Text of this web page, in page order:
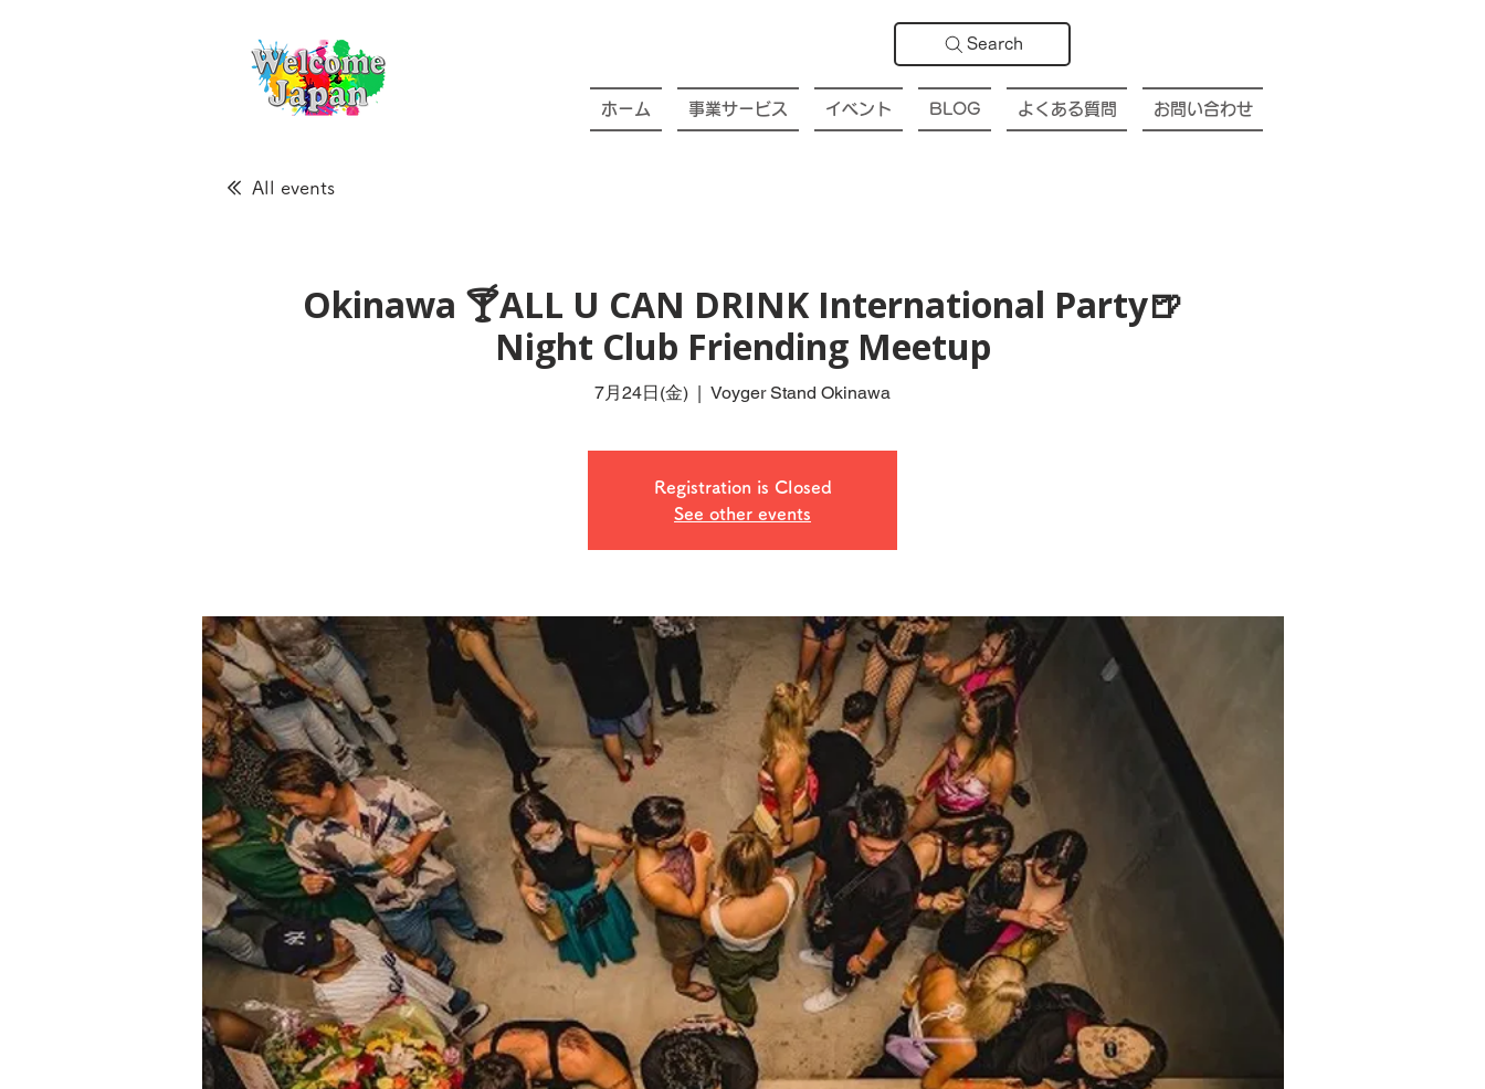
Search
ホーム 事業サービス イベント BLOG よくある質問 お問い合わせ
All events
Okinawa 🍸ALL U CAN DRINK International Party🍺
Night Club Friending Meetup
7月24日(金)
  |
Voyger Stand Okinawa
Registration is Closed
See other events